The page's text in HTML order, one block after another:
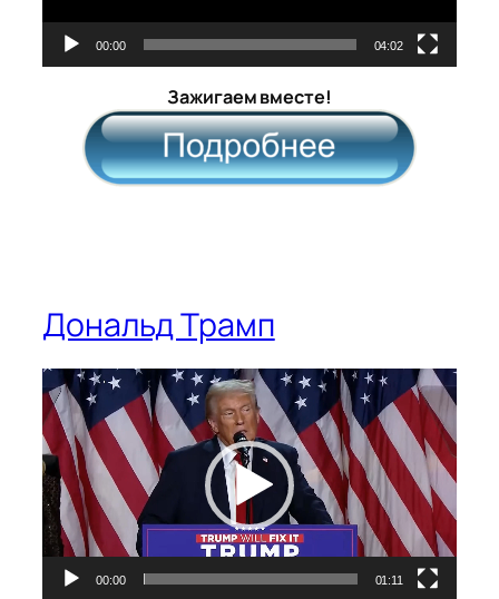
00:00 04:02
Зажигаем вместе!
Дональд Трамп
Видеоплеер
00:00 01:11